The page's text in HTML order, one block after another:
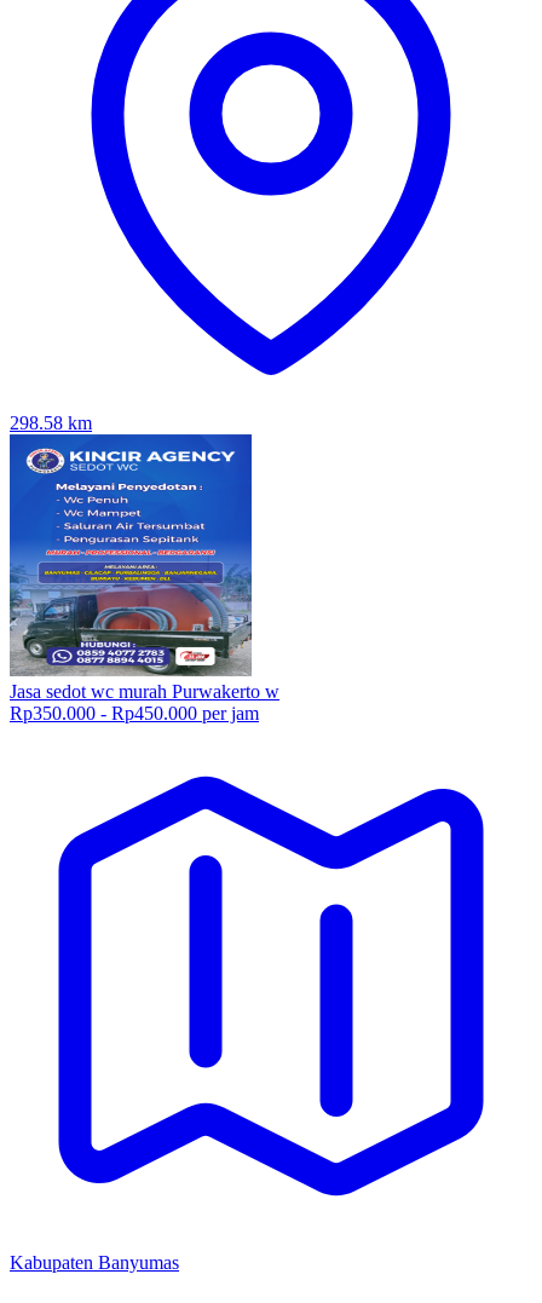
298.58 km
Jasa sedot wc murah Purwakerto w
Rp350.000 - Rp450.000 per jam
Kabupaten Banyumas